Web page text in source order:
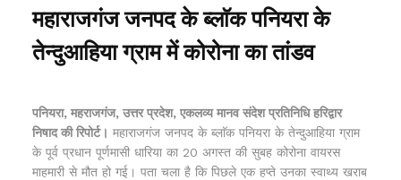
महाराजगंज जनपद के ब्लाॅक पनियरा के
तेन्दुआहिया ग्राम में कोरोना का तांडव
पनियरा, महराजगंज, उत्तर प्रदेश, एकलव्य मानव संदेश प्रतिनिधि हरिद्वार
निषाद की रिपोर्ट। महाराजगंज जनपद के ब्लाॅक पनियरा के तेन्दुआहिया ग्राम
के पूर्व प्रधान पूर्णमासी धारिया का 20 अगस्त की सुबह कोरोना वायरस
माहमारी से मौत हो गई। पता चला है कि पिछले एक हप्ते उनका स्वाथ्य खराब